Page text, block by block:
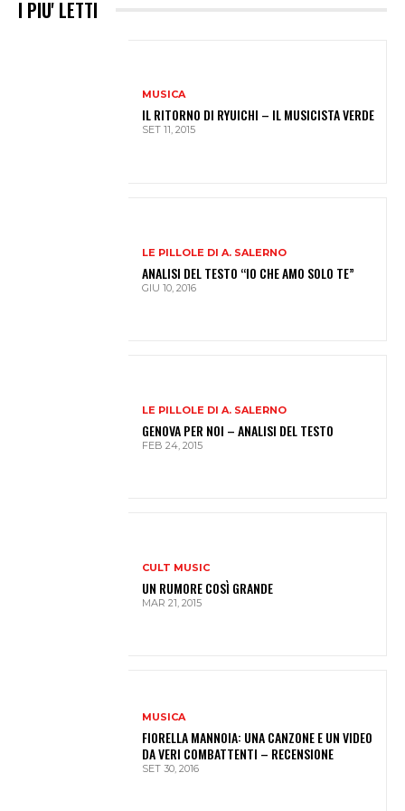
I PIU' LETTI
MUSICA
IL RITORNO DI RYUICHI – IL MUSICISTA VERDE
SET 11, 2015
LE PILLOLE DI A. SALERNO
ANALISI DEL TESTO “IO CHE AMO SOLO TE”
GIU 10, 2016
LE PILLOLE DI A. SALERNO
GENOVA PER NOI – ANALISI DEL TESTO
FEB 24, 2015
CULT MUSIC
UN RUMORE COSÌ GRANDE
MAR 21, 2015
MUSICA
FIORELLA MANNOIA: UNA CANZONE E UN VIDEO
DA VERI COMBATTENTI – RECENSIONE
SET 30, 2016